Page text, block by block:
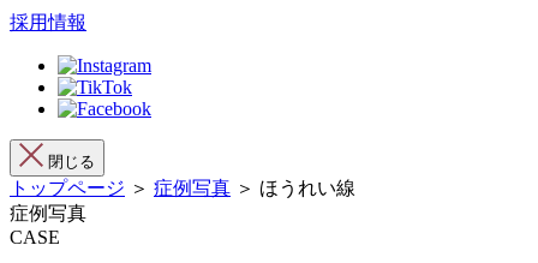
採用情報
閉じる
トップページ ＞ 症例写真 ＞ ほうれい線
症例写真
CASE